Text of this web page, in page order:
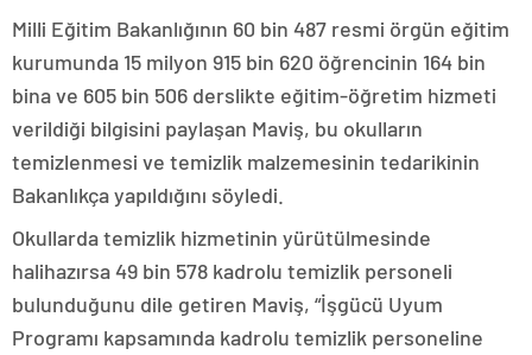
Milli Eğitim Bakanlığının 60 bin 487 resmi örgün eğitim
kurumunda 15 milyon 915 bin 620 öğrencinin 164 bin
bina ve 605 bin 506 derslikte eğitim-öğretim hizmeti
verildiği bilgisini paylaşan Maviş, bu okulların
temizlenmesi ve temizlik malzemesinin tedarikinin
Bakanlıkça yapıldığını söyledi.
Okullarda temizlik hizmetinin yürütülmesinde
halihazırsa 49 bin 578 kadrolu temizlik personeli
bulunduğunu dile getiren Maviş, “İşgücü Uyum
Programı kapsamında kadrolu temizlik personeline